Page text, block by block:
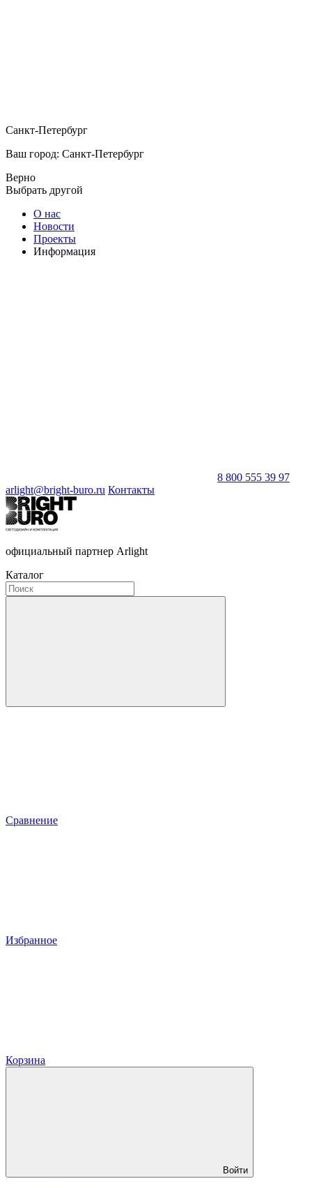
Санкт-Петербург
Ваш город: Санкт-Петербург
Верно
Выбрать другой
О нас
Новости
Проекты
Информация
8 800 555 39 97
arlight@bright-buro.ru Контакты
официальный партнер Arlight
Каталог
Сравнение
Избранное
Корзина
Войти